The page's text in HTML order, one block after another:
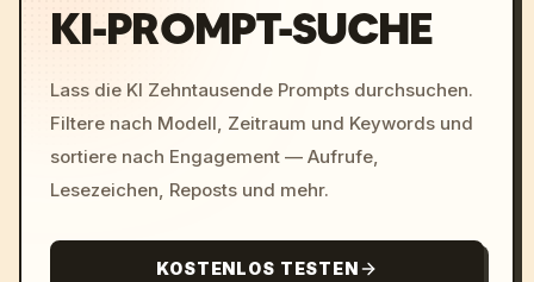
KI-PROMPT-SUCHE
Lass die KI Zehntausende Prompts durchsuchen.
Filtere nach Modell, Zeitraum und Keywords und
sortiere nach Engagement — Aufrufe,
Lesezeichen, Reposts und mehr.
KOSTENLOS TESTEN